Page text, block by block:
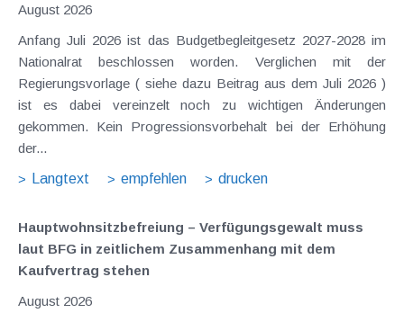
August 2026
Anfang Juli 2026 ist das Budgetbegleitgesetz 2027-2028 im
Nationalrat beschlossen worden. Verglichen mit der
Regierungsvorlage ( siehe dazu Beitrag aus dem Juli 2026 )
ist es dabei vereinzelt noch zu wichtigen Änderungen
gekommen. Kein Progressionsvorbehalt bei der Erhöhung
der...
Langtext
empfehlen drucken
Hauptwohnsitz​­befreiung – Verfügungsgewalt muss
laut BFG in zeitlichem Zusammenhang mit dem
Kaufvertrag stehen
August 2026